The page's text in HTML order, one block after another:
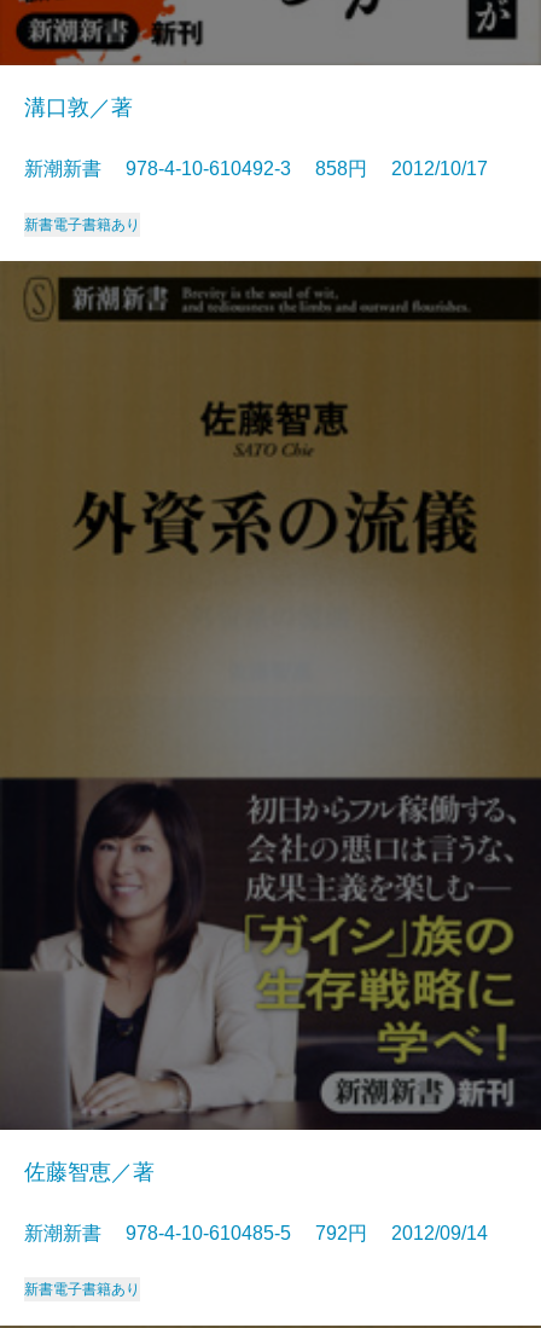
溝口敦／著
新潮新書 978-4-10-610492-3 858円 2012/10/17
新書電子書籍あり
佐藤智恵／著
新潮新書 978-4-10-610485-5 792円 2012/09/14
新書電子書籍あり